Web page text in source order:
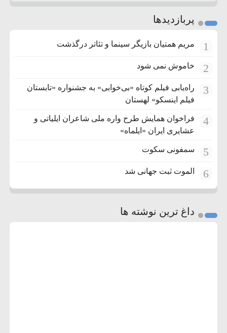
پربازدیدها
1 مریم همتیان بازیگر سینما و تئاتر درگذشت
2 خاموش نمی شود
3
راه‌یابی فیلم کوتاه «بی‌خوابی» به جشنواره «تابستان
فیلم اینسکو» لهستان
4
فراخوان همایش طرح واره ملی شاعران ایلیاتی و
عشایری ایران «ایلماه»
5 سمفونی سکوت
6 الموت ثبت جهانی شد
داغ ترین نوشته ها